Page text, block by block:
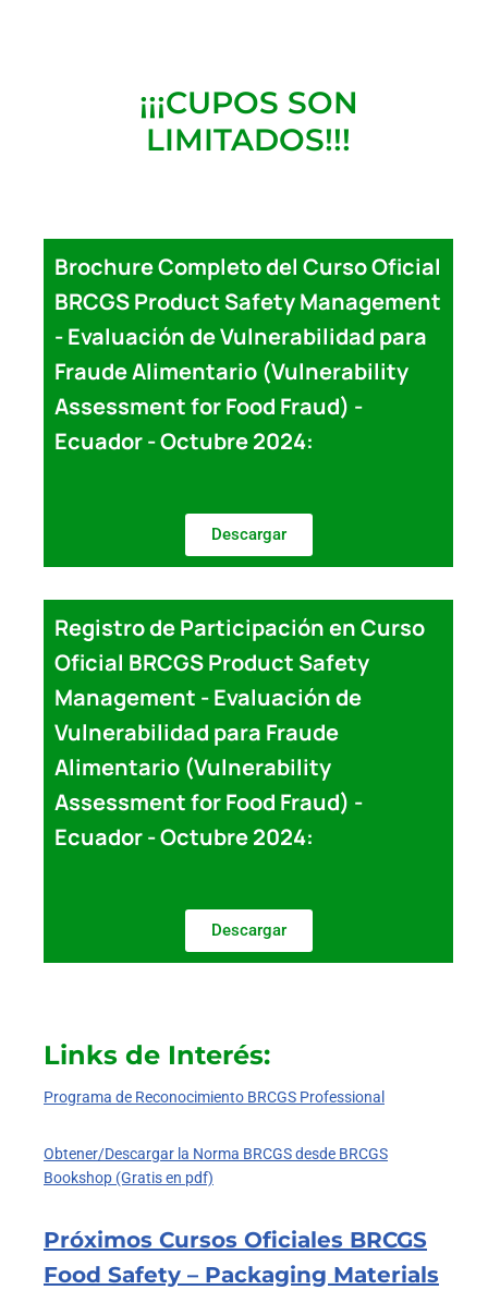
¡¡¡CUPOS SON
LIMITADOS!!!
Brochure Completo del Curso Oficial
BRCGS Product Safety Management
- Evaluación de Vulnerabilidad para
Fraude Alimentario (Vulnerability
Assessment for Food Fraud) -
Ecuador - Octubre 2024:
Descargar
Registro de Participación en Curso
Oficial BRCGS Product Safety
Management - Evaluación de
Vulnerabilidad para Fraude
Alimentario (Vulnerability
Assessment for Food Fraud) -
Ecuador - Octubre 2024:
Descargar
Links de Interés:
Programa de Reconocimiento BRCGS Professional
Obtener/Descargar la Norma BRCGS desde BRCGS
Bookshop (Gratis en pdf)
Próximos Cursos Oficiales BRCGS
Food Safety – Packaging Materials